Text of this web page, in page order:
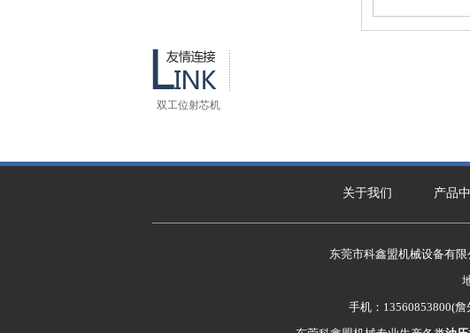
双工位射芯机
关于我们 产品
东莞市科鑫盟机械设备有
手机：13560853800(